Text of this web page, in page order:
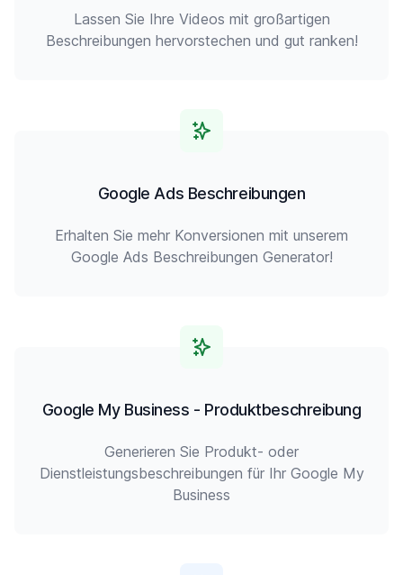
Lassen Sie Ihre Videos mit großartigen
Beschreibungen hervorstechen und gut ranken!
Google Ads Beschreibungen
Erhalten Sie mehr Konversionen mit unserem
Google Ads Beschreibungen Generator!
Google My Business - Produktbeschreibung
Generieren Sie Produkt- oder
Dienstleistungsbeschreibungen für Ihr Google My
Business